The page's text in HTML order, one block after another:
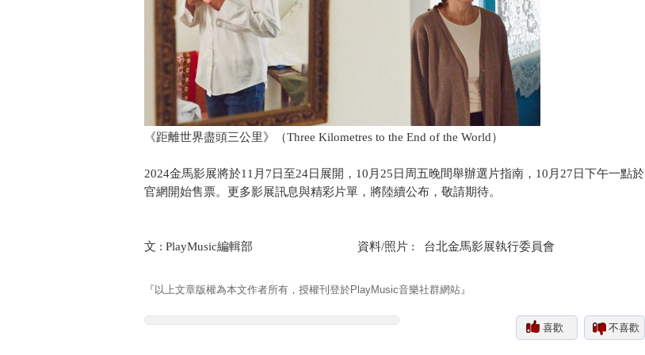
《距離世界盡頭三公里》（Three Kilometres to the End of the World）
2024金馬影展將於11月7日至24日展開，10月25日周五晚間舉辦選片指南，10月27日下午一點於
官網開始售票。更多影展訊息與精彩片單，將陸續公布，敬請期待。
文 : PlayMusic編輯部 資料/照片 : 台北金馬影展執行委員會
『以上文章版權為本文作者所有，授權刊登於PlayMusic音樂社群網站』
喜歡 不喜歡